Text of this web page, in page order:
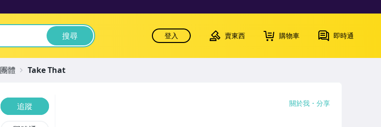
搜尋 登入 賣東西 購物車 即時通
追蹤 關於我 分享
團體 Take That